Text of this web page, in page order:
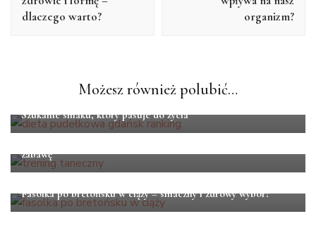
dlaczego warto?
organizm?
Możesz również polubić…
AKTYWNOŚĆ FIZYCZNA ZDROWIE
Szukanie smaku, który pasuje do życia
AKTYWNOŚĆ FIZYCZNA
zabawę
ZDROWIE
Fasolka po bretońsku w ciąży – smaczny i zdrowy wybór?